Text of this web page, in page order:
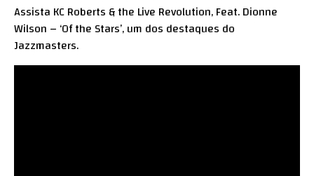
Assista KC Roberts & the Live Revolution, Feat. Dionne
Wilson – ‘Of the Stars’, um dos destaques do
Jazzmasters.